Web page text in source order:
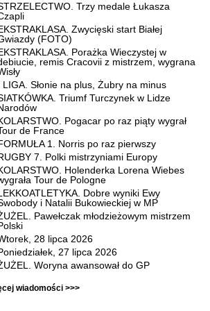
Trzy medale Łukasza
Zwycięski start Białej
(FOTO)
Porażka Wieczystej w
remis Cracovii z mistrzem, wygrana
LIGA. Słonie na plus, Żubry na minus
Triumf Turczynek w Lidze
Pogacar po raz piąty wygrał
de France
1. Norris po raz pierwszy
7. Polki mistrzyniami Europy
Holenderka Lorena Wiebes
Tour de Pologne
Dobre wyniki Ewy
i Natalii Bukowieckiej w MP
Pawełczak młodzieżowym mistrzem
28 lipca 2026
27 lipca 2026
Woryna awansował do GP
wiadomości >>>